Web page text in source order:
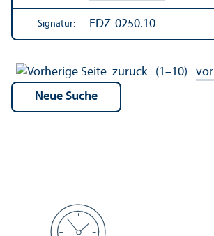
Signatur: EDZ-0250.10
zurück (1–10) vor